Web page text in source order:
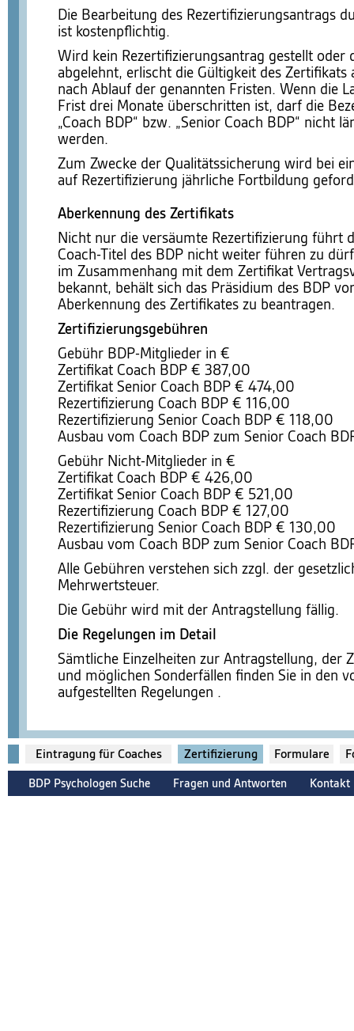
Die Bearbeitung des Rezertifizierungsantrags
ist kostenpflichtig.
Wird kein Rezertifizierungsantrag gestellt oder
abgelehnt, erlischt die Gültigkeit des Zertifikats
nach Ablauf der genannten Fristen. Wenn die
Frist drei Monate überschritten ist, darf die
„Coach BDP“ bzw. „Senior Coach BDP“ nicht
werden.
Zum Zwecke der Qualitätssicherung wird bei
auf Rezertifizierung jährliche Fortbildung
Aberkennung des Zertifikats
Nicht nur die versäumte Rezertifizierung führt
Coach-Titel des BDP nicht weiter führen zu
im Zusammenhang mit dem Zertifikat
bekannt, behält sich das Präsidium des BDP
Aberkennung des Zertifikates zu beantragen.
Zertifizierungsgebühren
Gebühr BDP-Mitglieder in €
Zertifikat Coach BDP € 387,00
Zertifikat Senior Coach BDP € 474,00
Rezertifizierung Coach BDP € 116,00
Rezertifizierung Senior Coach BDP € 118,00
Ausbau vom Coach BDP zum Senior Coach
Gebühr Nicht-Mitglieder in €
Zertifikat Coach BDP € 426,00
Zertifikat Senior Coach BDP € 521,00
Rezertifizierung Coach BDP € 127,00
Rezertifizierung Senior Coach BDP € 130,00
Ausbau vom Coach BDP zum Senior Coach
Alle Gebühren verstehen sich zzgl. der
Mehrwertsteuer.
Die Gebühr wird mit der Antragstellung fällig.
Die Regelungen im Detail
Sämtliche Einzelheiten zur Antragstellung, der
und möglichen Sonderfällen finden Sie in den
aufgestellten Regelungen .
Eintragung für Coaches Zertifizierung Formulare
BDP Psychologen Suche Fragen und Antworten Kontakt